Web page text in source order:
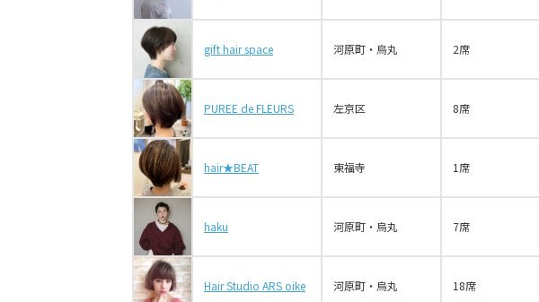
gift hair space 河原町・烏丸 2席
PUREE de FLEURS 左京区 8席
hair★BEAT 東福寺 1席
haku 河原町・烏丸 7席
Hair Studio ARS oike 河原町・烏丸 18席